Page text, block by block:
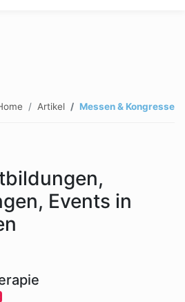
Artikel Messen & Kongresse
Events in